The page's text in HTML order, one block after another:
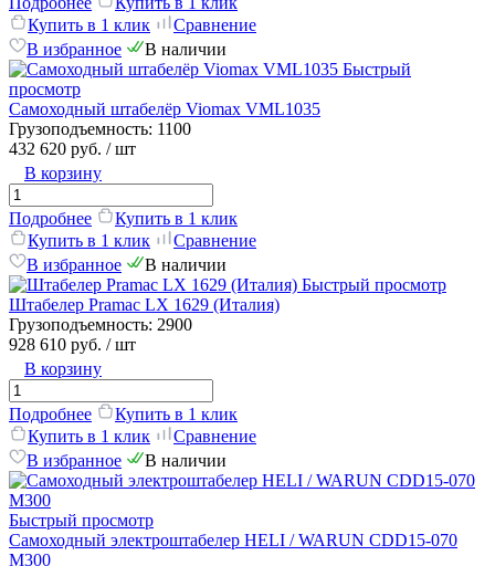
Купить в 1 клик
Сравнение
В избранное
В наличии
Быстрый
просмотр
Самоходный штабелёр Viomax VML1035
Грузоподъемность: 1100
432 620 руб. / шт
В корзину
Подробнее
Купить в 1 клик
Купить в 1 клик
Сравнение
В избранное
В наличии
Быстрый просмотр
Штабелер Pramac LX 1629 (Италия)
Грузоподъемность: 2900
928 610 руб. / шт
В корзину
Подробнее
Купить в 1 клик
Купить в 1 клик
Сравнение
В избранное
В наличии
Быстрый просмотр
Самоходный электроштабелер HELI / WARUN CDD15-070
M300